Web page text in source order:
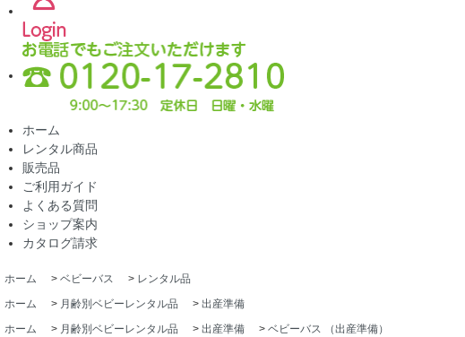
ホーム
レンタル商品
販売品
ご利用ガイド
よくある質問
ショップ案内
カタログ請求
ホーム > ベビーバス > レンタル品
ホーム
> 月齢別ベビーレンタル品 > 出産準備
ホーム
> 月齢別ベビーレンタル品 > 出産準備 > ベビーバス （出産準備）